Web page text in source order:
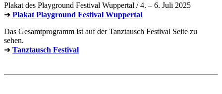
Plakat des Playground Festival Wuppertal / 4. – 6. Juli 2025
➜ Plakat Playground Festival Wuppertal
Das Gesamtprogramm ist auf der Tanztausch Festival Seite zu
sehen.
➜ Tanztausch Festival